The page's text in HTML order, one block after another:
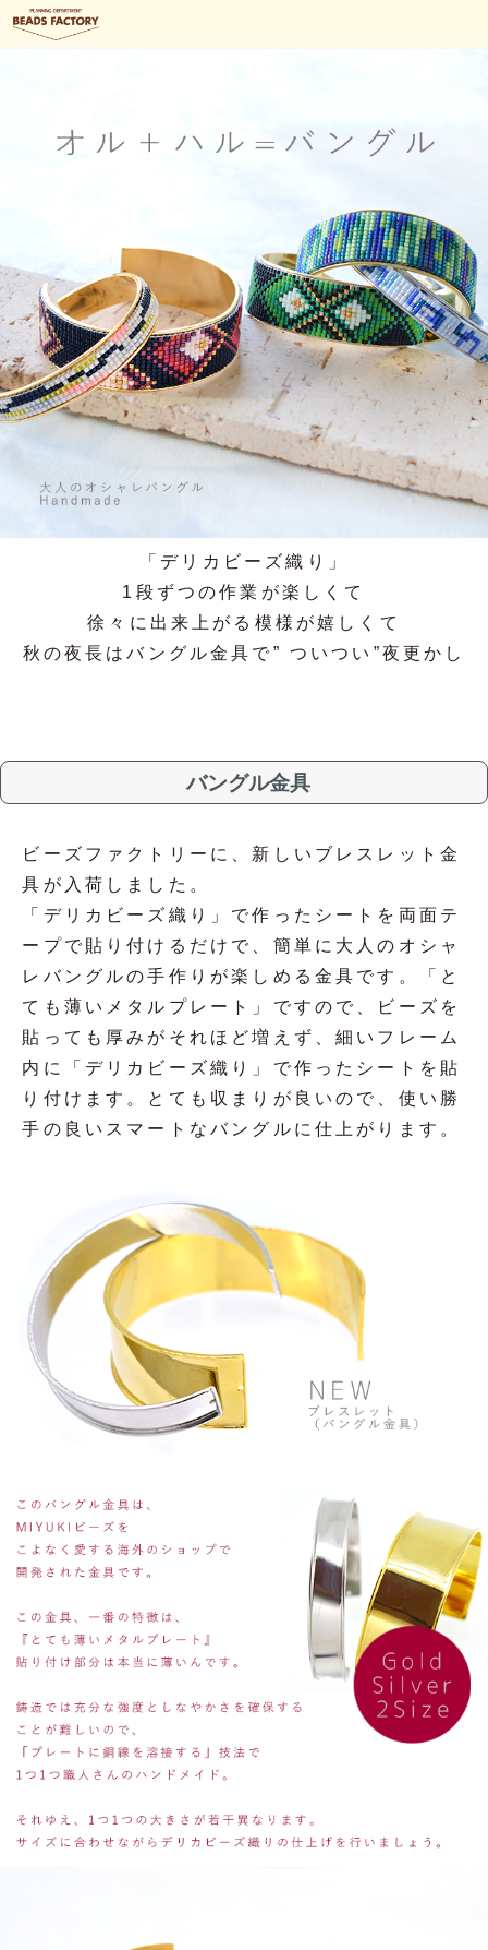
「デリカビーズ織り」
1段ずつの作業が楽しくて
徐々に出来上がる模様が嬉しくて
秋の夜長はバングル金具で” ついつい”夜更かし
バングル金具
ビーズファクトリーに、新しいブレスレット金
具が入荷しました。
「デリカビーズ織り」で作ったシートを両面テ
ープで貼り付けるだけで、簡単に大人のオシャ
レバングルの手作りが楽しめる金具です。「と
ても薄いメタルプレート」ですので、ビーズを
貼っても厚みがそれほど増えず、細いフレーム
内に「デリカビーズ織り」で作ったシートを貼
り付けます。とても収まりが良いので、使い勝
手の良いスマートなバングルに仕上がります。